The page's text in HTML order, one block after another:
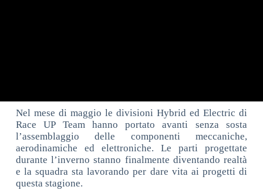
Nel mese di maggio le divisioni Hybrid ed Electric di
Race UP Team hanno portato avanti senza sosta
l’assemblaggio delle componenti meccaniche,
aerodinamiche ed elettroniche. Le parti progettate
durante l’inverno stanno finalmente diventando realtà
e la squadra sta lavorando per dare vita ai progetti di
questa stagione.